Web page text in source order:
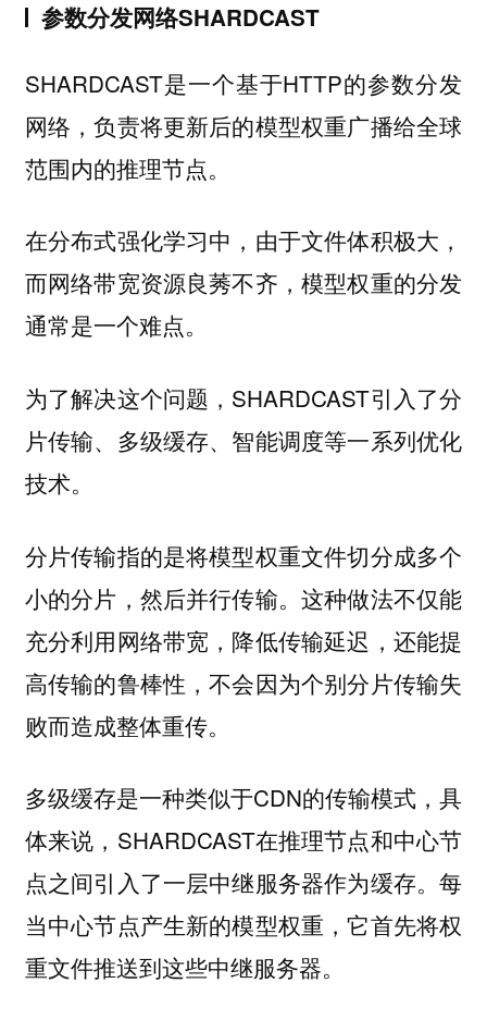
参数分发网络SHARDCAST
SHARDCAST是一个基于HTTP的参数分发
网络，负责将更新后的模型权重广播给全球
范围内的推理节点。
在分布式强化学习中，由于文件体积极大，
而网络带宽资源良莠不齐，模型权重的分发
通常是一个难点。
为了解决这个问题，SHARDCAST引入了分
片传输、多级缓存、智能调度等一系列优化
技术。
分片传输指的是将模型权重文件切分成多个
小的分片，然后并行传输。这种做法不仅能
充分利用网络带宽，降低传输延迟，还能提
高传输的鲁棒性，不会因为个别分片传输失
败而造成整体重传。
多级缓存是一种类似于CDN的传输模式，具
体来说，SHARDCAST在推理节点和中心节
点之间引入了一层中继服务器作为缓存。每
当中心节点产生新的模型权重，它首先将权
重文件推送到这些中继服务器。